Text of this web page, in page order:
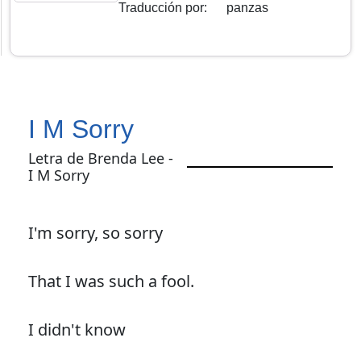
Traducción por: panzas
I M Sorry
Letra de Brenda Lee -
I M Sorry
I'm sorry, so sorry
That I was such a fool.
I didn't know